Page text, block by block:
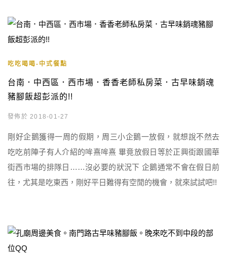
吃吃喝喝-中式餐點
台南．中西區．西市場．香香老師私房菜．古早味銷魂
豬腳飯超彭派的!!
發佈於 2018-01-27
剛好企鵝獲得一周的假期，周三小企鵝一放假，就想說不然去
吃吃前陣子有人介紹的哞熹哞熹 畢竟放假日等於正興街跟國華
街西市場的排隊日……沒必要的狀況下 企鵝通常不會在假日前
往，尤其是吃東西，剛好平日難得有空閒的機會，就來試試吧!!